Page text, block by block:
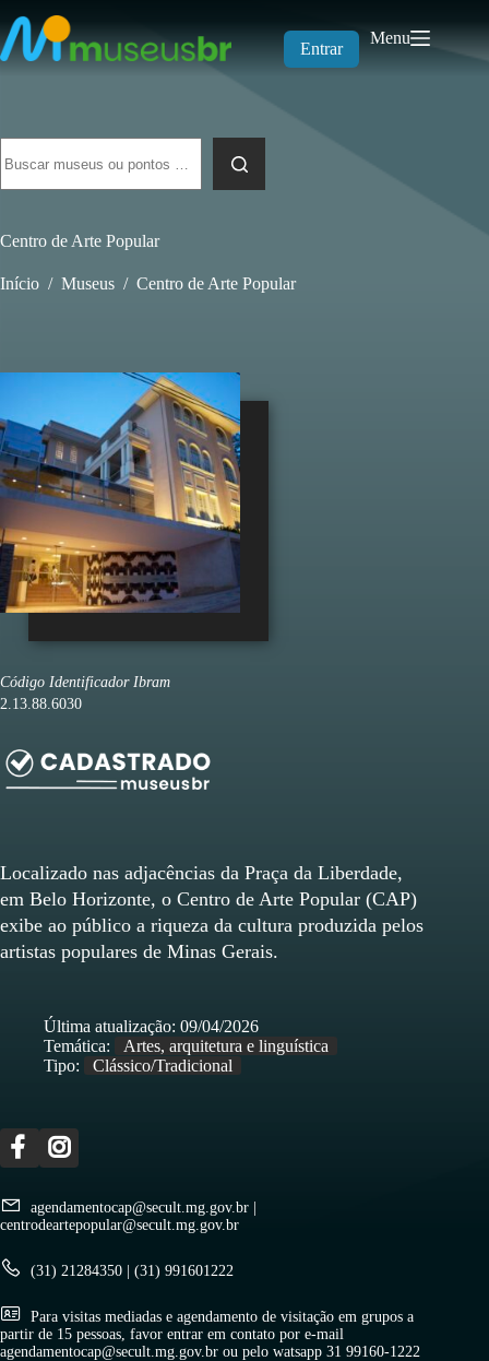
para
o
conteúdo
Entrar
Menu
resultados
Centro de Arte Popular
Início / Museus / Centro de Arte Popular
Código Identificador Ibram
2.13.88.6030
agendamentocap@secult.mg.gov.br
centrodeartepopular@secult.mg.gov.br
(31) 21284350 (31) 991601222
Para visitas mediadas e agendamento de visitação em grupos a
partir de 15 pessoas, favor entrar em contato por e-mail
agendamentocap@secult.mg.gov.br ou pelo watsapp 31 99160-1222
Localizado nas adjacências da Praça da Liberdade,
em Belo Horizonte, o Centro de Arte Popular (CAP)
exibe ao público a riqueza da cultura produzida pelos
artistas populares de Minas Gerais.
Última atualização: 09/04/2026
Temática:
Artes, arquitetura e linguística
Tipo:
Clássico/Tradicional